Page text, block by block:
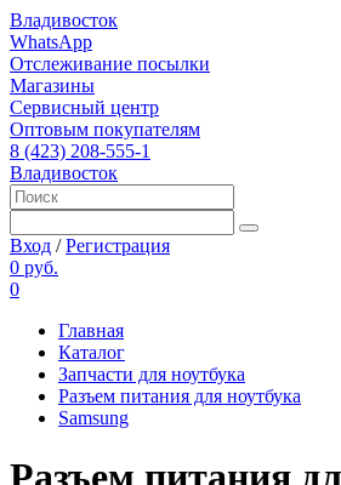
Владивосток
WhatsApp
Отслеживание посылки
Магазины
Сервисный центр
Оптовым покупателям
8 (423) 208-555-1
Владивосток
Вход /Регистрация
0 руб.
0
Главная
Каталог
Запчасти для ноутбука
Разъем питания для ноутбука
Samsung